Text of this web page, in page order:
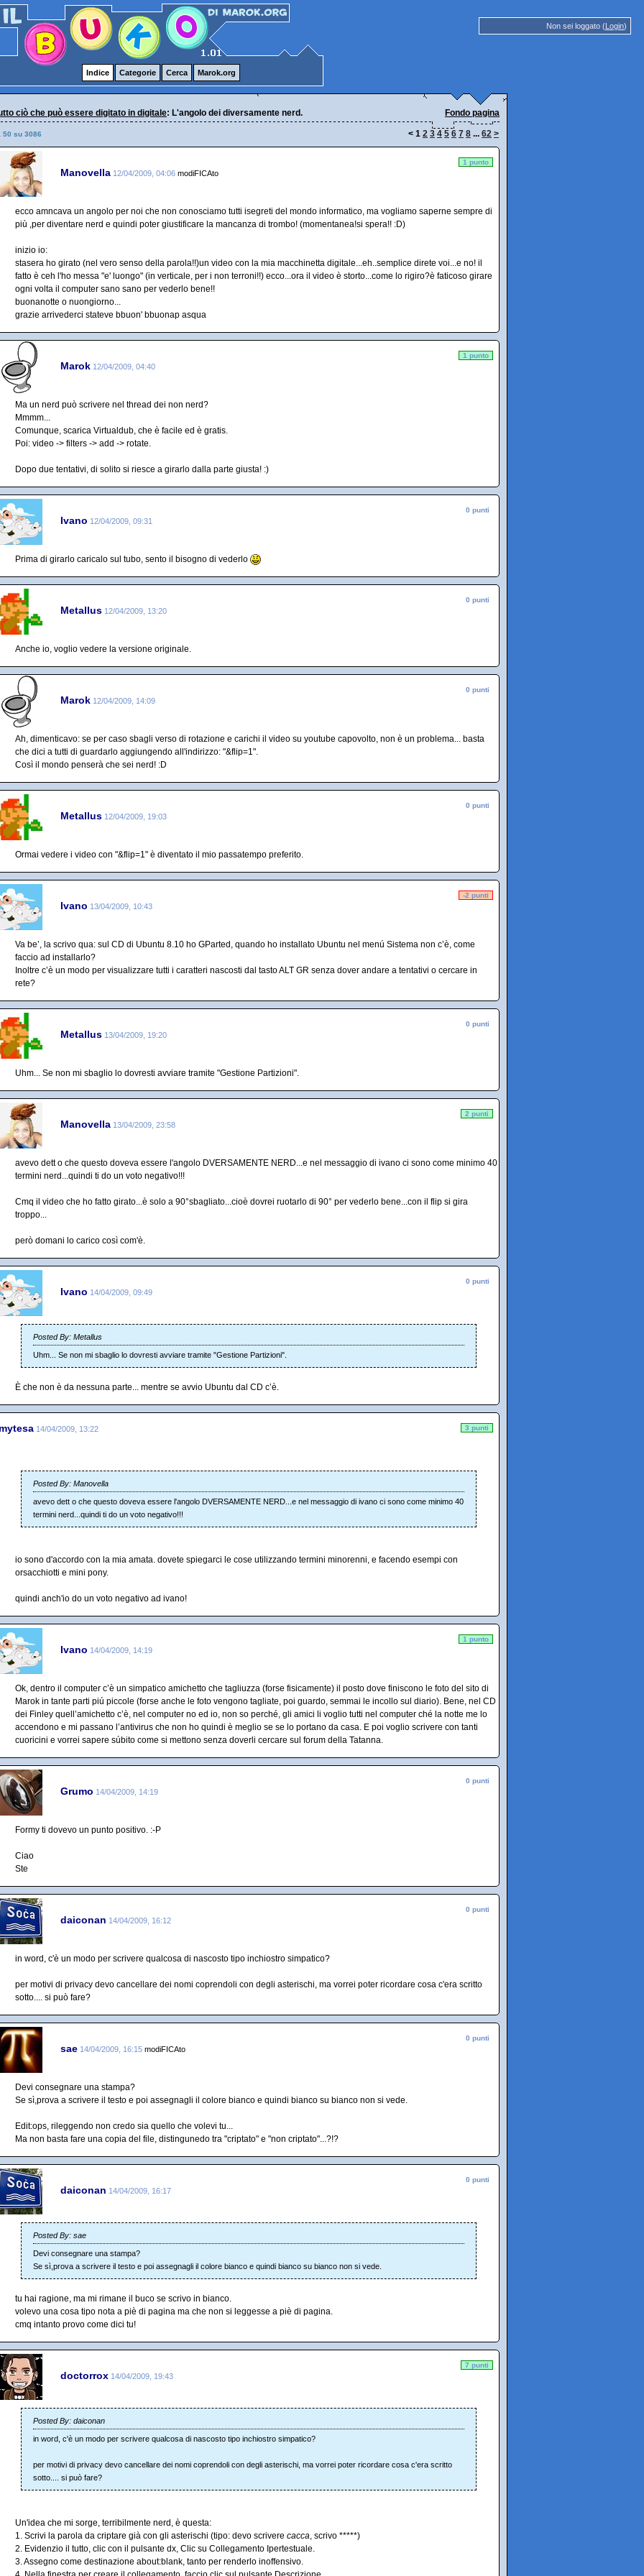
Non sei loggato (Login)
Indice Categorie Cerca Marok.org
ciò che può essere digitato in digitale: L'angolo dei diversamente nerd. Fondo pagina
50 su 3086 < 1 2 3 4 5 6 7 8 ... 62 >
Manovella 12/04/2009, 04:06 modiFICAto
1 punto
ecco amncava un angolo per noi che non conosciamo tutti isegreti del mondo informatico, ma vogliamo saperne sempre di
più ,per diventare nerd e quindi poter giustificare la mancanza di trombo! (momentanea!si spera!! :D)
inizio io:
stasera ho girato (nel vero senso della parola!!)un video con la mia macchinetta digitale...eh..semplice direte voi...e no! il
fatto è ceh l'ho messa "e' luongo" (in verticale, per i non terroni!!) ecco...ora il video è storto...come lo rigiro?è faticoso girare
ogni volta il computer sano sano per vederlo bene!!
buonanotte o nuongiorno...
grazie arrivederci stateve bbuon' bbuonap asqua
Marok 12/04/2009, 04:40
1 punto
Ma un nerd può scrivere nel thread dei non nerd?
Mmmm...
Comunque, scarica Virtualdub, che è facile ed è gratis.
Poi: video -> filters -> add -> rotate.
Dopo due tentativi, di solito si riesce a girarlo dalla parte giusta! :)
Ivano 12/04/2009, 09:31
0 punti
Prima di girarlo caricalo sul tubo, sento il bisogno di vederlo
Metallus 12/04/2009, 13:20
0 punti
Anche io, voglio vedere la versione originale.
Marok 12/04/2009, 14:09
0 punti
Ah, dimenticavo: se per caso sbagli verso di rotazione e carichi il video su youtube capovolto, non è un problema... basta
che dici a tutti di guardarlo aggiungendo all'indirizzo: "&flip=1".
Così il mondo penserà che sei nerd! :D
Metallus 12/04/2009, 19:03
0 punti
Ormai vedere i video con "&flip=1" è diventato il mio passatempo preferito.
Ivano 13/04/2009, 10:43
-2 punti
Va be’, la scrivo qua: sul CD di Ubuntu 8.10 ho GParted, quando ho installato Ubuntu nel menú Sistema non c’è, come
faccio ad installarlo?
Inoltre c’è un modo per visualizzare tutti i caratteri nascosti dal tasto ALT GR senza dover andare a tentativi o cercare in
rete?
Metallus 13/04/2009, 19:20
0 punti
Uhm... Se non mi sbaglio lo dovresti avviare tramite "Gestione Partizioni".
Manovella 13/04/2009, 23:58
2 punti
avevo dett o che questo doveva essere l'angolo DVERSAMENTE NERD...e nel messaggio di ivano ci sono come minimo 40
termini nerd...quindi ti do un voto negativo!!!
Cmq il video che ho fatto girato...è solo a 90°sbagliato...cioè dovrei ruotarlo di 90° per vederlo bene...con il flip si gira
troppo...
però domani lo carico così com'è.
Ivano 14/04/2009, 09:49
0 punti
Posted By: Metallus
Uhm... Se non mi sbaglio lo dovresti avviare tramite "Gestione Partizioni".
È che non è da nessuna parte... mentre se avvio Ubuntu dal CD c’è.
14/04/2009, 13:22 3 punti
Posted By: Manovella
avevo dett o che questo doveva essere l'angolo DVERSAMENTE NERD...e nel messaggio di ivano ci sono come minimo 40
termini nerd...quindi ti do un voto negativo!!!
io sono d'accordo con la mia amata. dovete spiegarci le cose utilizzando termini minorenni, e facendo esempi con
orsacchiotti e mini pony.
quindi anch'io do un voto negativo ad ivano!
Ivano 14/04/2009, 14:19
1 punto
Ok, dentro il computer c’è un simpatico amichetto che tagliuzza (forse fisicamente) il posto dove finiscono le foto del sito di
Marok in tante parti piú piccole (forse anche le foto vengono tagliate, poi guardo, semmai le incollo sul diario). Bene, nel CD
dei Finley quell’amichetto c’è, nel computer no ed io, non so perché, gli amici li voglio tutti nel computer ché la notte me lo
accendono e mi passano l’antivirus che non ho quindi è meglio se se lo portano da casa. E poi voglio scrivere con tanti
cuoricini e vorrei sapere súbito come si mettono senza doverli cercare sul forum della Tatanna.
Grumo 14/04/2009, 14:19
0 punti
Formy ti dovevo un punto positivo. :-P
Ciao
Ste
daiconan 14/04/2009, 16:12
0 punti
in word, c'è un modo per scrivere qualcosa di nascosto tipo inchiostro simpatico?
per motivi di privacy devo cancellare dei nomi coprendoli con degli asterischi, ma vorrei poter ricordare cosa c'era scritto
sotto.... si può fare?
sae 14/04/2009, 16:15 modiFICAto
0 punti
Devi consegnare una stampa?
Se sì,prova a scrivere il testo e poi assegnagli il colore bianco e quindi bianco su bianco non si vede.
Edit:ops, rileggendo non credo sia quello che volevi tu...
Ma non basta fare una copia del file, distingunedo tra "criptato" e "non criptato"...?!?
daiconan 14/04/2009, 16:17
0 punti
Posted By: sae
Devi consegnare una stampa?
Se sì,prova a scrivere il testo e poi assegnagli il colore bianco e quindi bianco su bianco non si vede.
tu hai ragione, ma mi rimane il buco se scrivo in bianco.
volevo una cosa tipo nota a piè di pagina ma che non si leggesse a piè di pagina.
cmq intanto provo come dici tu!
doctorrox 14/04/2009, 19:43
7 punti
Posted By: daiconan
in word, c'è un modo per scrivere qualcosa di nascosto tipo inchiostro simpatico?
per motivi di privacy devo cancellare dei nomi coprendoli con degli asterischi, ma vorrei poter ricordare cosa c'era scritto
sotto.... si può fare?
Un'idea che mi sorge, terribilmente nerd, è questa:
1. Scrivi la parola da criptare già con gli asterischi (tipo: devo scrivere cacca, scrivo *****)
2. Evidenzio il tutto, clic con il pulsante dx, Clic su Collegamento Ipertestuale.
3. Assegno come destinazione about:blank, tanto per renderlo inoffensivo.